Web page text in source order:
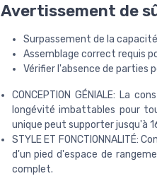
Avertissement de
Surpassement de la
Assemblage correct requis
Vérifier l'absence de parties
CONCEPTION GÉNIALE: La
longévité imbattables pour
unique peut supporter jusqu'à
STYLE ET FONCTIONNALITÉ:
d'un pied d'espace de
complet.